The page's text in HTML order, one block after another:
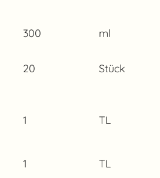
300 ml
20 Stück
1 TL
1
TL